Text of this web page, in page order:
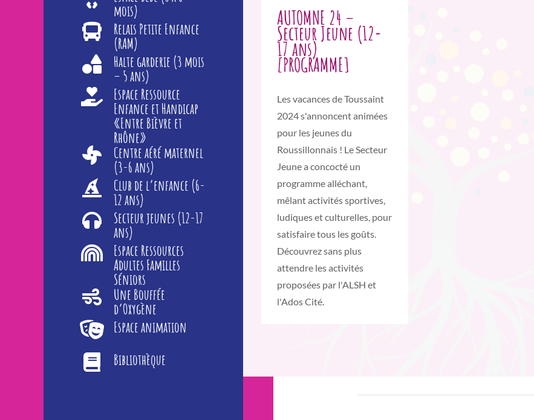
mois)
Relais Petite Enfance
(RAM)
Halte garderie (3 mois
– 5 ans)
Espace Ressource
Enfance et Handicap
«Entre Bièvre et
Rhône»
Centre aéré maternel
(3-6 ans)
Club de l’enfance (6-
12 ans)
Secteur jeunes (12-17
ans)
Espace Ressources
Adultes Familles
Séniors
Une Bouffée
d’Oxygène
Espace animation
Bibliothèque
AUTOMNE 24 –
Secteur Jeune (12-
17 ans)
[PROGRAMME]
Les vacances de Toussaint
2024 s'annoncent animées
pour les jeunes du
Roussillonnais ! Le Secteur
Jeune a concocté un
programme alléchant,
mêlant activités sportives,
ludiques et culturelles, pour
satisfaire tous les goûts.
Découvrez sans plus
attendre les activités
proposées par l'ALSH et
l'Ados Cité.